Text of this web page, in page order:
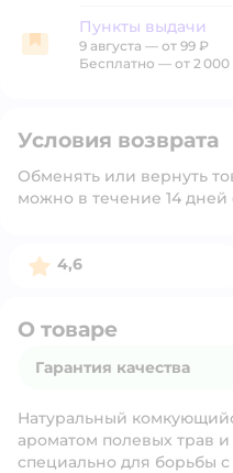
Пункты выдачи
Пункты выдачи
9 августа — от 99 ₽
Бесплатно — от 2 000
Условия возврата
Обменять или вернуть
можно в течение 14 дней
Рейтинг:
4,6
О товаре
Гарантия качества
Натуральный
ароматом полевых трав
специально для борьбы